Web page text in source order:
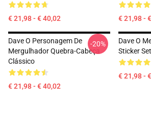
€ 21,98 - € 40,02 € 21,98 -
Dave O Personagem De
Mergulhador Quebra-Cabeça
Clássico
€ 21,98 - € 40,02
-20%
Dave O
Sticker
€ 21,98 -